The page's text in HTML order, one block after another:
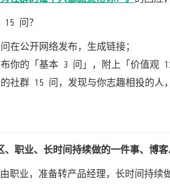
问？
在公开网络发布，生成链接；
你的「基本 3 问」，附上「价值观
社群 15 问，发现与你志趣相投的人
职业、长时间持续做的一件事、博
职业，准备转产品经理，长时间持续